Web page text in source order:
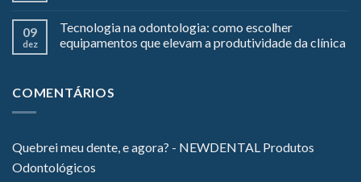
09
dez
Tecnologia na odontologia: como escolher
equipamentos que elevam a produtividade da clínica
COMENTÁRIOS
Quebrei meu dente, e agora? - NEWDENTAL Produtos
Odontológicos